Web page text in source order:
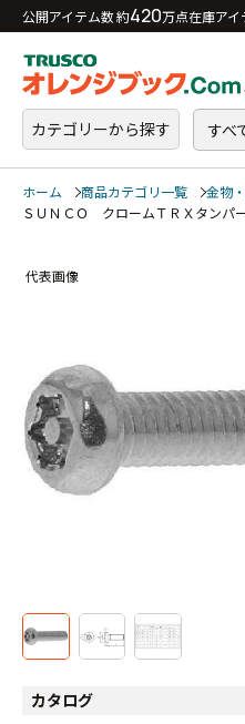
公開アイテム数 約420万点在庫ア
カテゴリーから探す すべ
ホーム 商品カテゴリ一覧 金物
ＳＵＮＣＯ クロームＴＲＸタン
代表画像
カタログ